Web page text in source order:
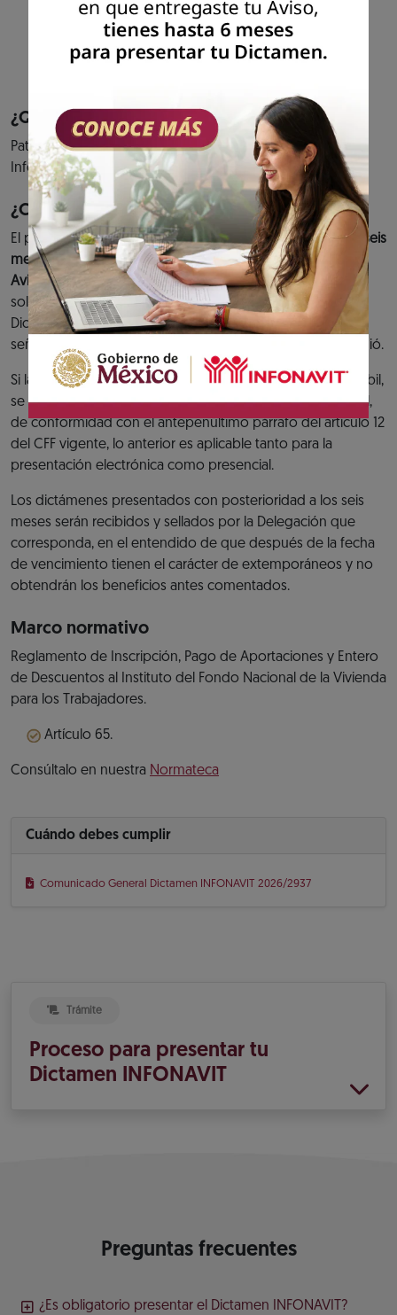
cumplimiento de tus aportaciones al fondo
de vivienda y entero de descuentos para
amortización de créditos.
¿Quiénes pueden acceder al servicio?
Patrones que hayan presentado el aviso de Dictamen
Infonavit.
¿Cuándo debes cumplir?
El plazo para presentar elDictamen Infonavit es de hasta seis
meses contados a partir de la fecha de presentación del
Aviso de Dictamen Infonavit.O bien, en caso de haber
solicitado una prórroga y ésta se hubiera concedido, el
Dictamen se tiene que presentar dentro de la fecha
señalada en el Oficio de prórroga que el Instituto le expidió.
Si la fecha límite para presentar el Dictamen es un día inhábil,
se prorroga el plazo para presentarlo al siguiente día hábil,
de conformidad con el antepenúltimo párrafo del artículo 12
del CFF vigente, lo anterior es aplicable tanto para la
presentación electrónica como presencial.
Los dictámenes presentados con posterioridad a los seis
meses serán recibidos y sellados por la Delegación que
corresponda, en el entendido de que después de la fecha
de vencimiento tienen el carácter de extemporáneos y no
obtendrán los beneficios antes comentados.
Marco normativo
Reglamento de Inscripción, Pago de Aportaciones y Entero
de Descuentos al Instituto del Fondo Nacional de la Vivienda
para los Trabajadores.
Artículo 65.
Consúltalo en nuestra Normateca
Cuándo debes cumplir
Comunicado General Dictamen INFONAVIT 2026/2937
Trámite
Proceso para presentar tu
Dictamen INFONAVIT
Preguntas frecuentes
¿Es obligatorio presentar el Dictamen INFONAVIT?